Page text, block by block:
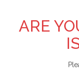
ARE